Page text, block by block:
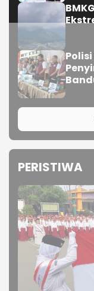
PERISTIWA